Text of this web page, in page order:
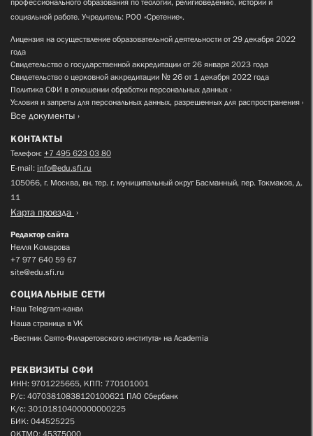
профессионального образования по теологии, религиоведению, истории и
социальной работе. Учредитель: РОО «Сретение».
Лицензия на осуществление образовательной деятельности от 29 декабря 2022
года
Свидетельство о государственной аккредитации от 26 января 2023 года
Свидетельство о церковной аккредитации № 26 от 1 декабря 2022 года
Политика СФИ в отношении обработки персональных данных
Условия и запреты для персональных данных, разрешенных для распространения
Все документы
КОНТАКТЫ
Телефон: +7 495 623 03 80
E-mail: info@edu.sfi.ru
105066, г. Москва, вн. тер. г. муниципальный округ Басманный, пер. Токмаков, д.
11
Карта проезда
Редактор сайта
Нелля Комарова
+7 977 640 59 67
site@edu.sfi.ru
СОЦИАЛЬНЫЕ СЕТИ
Наш Telegram-канал
Наша страница в VK
«Вестник Свято-Филаретовского института» на Academia
РЕКВИЗИТЫ СФИ
ИНН: 9701225665, КПП: 770101001
Р/с: 40703810838120100621 ПАО Сбербанк
К/с: 30101810400000000225
БИК: 044525225
ОКТМО: 45375000